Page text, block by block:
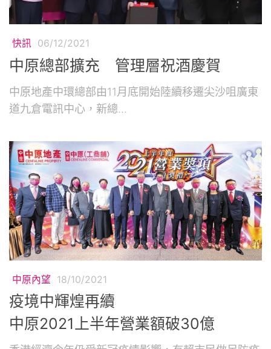
快訊 06/12/2021
中原總部擴充 管理層祝酒慶賀
中原地產中環總部由11月底開始陸續移遷尖沙咀廣東
道九倉電訊中心，新總...
中原內望 18/10/2021
疫境中輝煌再續
中原2021上半年營業額破30億